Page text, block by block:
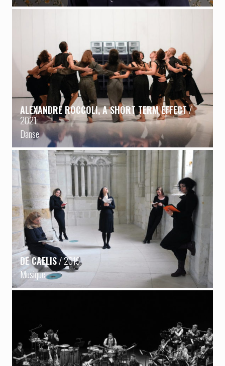
ALEXANDRE ROCCOLI, A SHORT TERM EFFECT/
2021
Danse
DE CAELIS/ 2019
Musique